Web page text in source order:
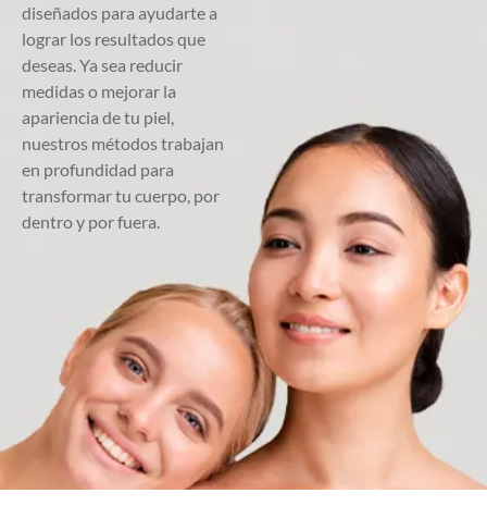
diseñados para ayudarte a
lograr los resultados que
deseas. Ya sea reducir
medidas o mejorar la
apariencia de tu piel,
nuestros métodos trabajan
en profundidad para
transformar tu cuerpo, por
dentro y por fuera.